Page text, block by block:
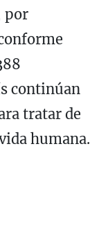
por
continúan
tratar de
humana.